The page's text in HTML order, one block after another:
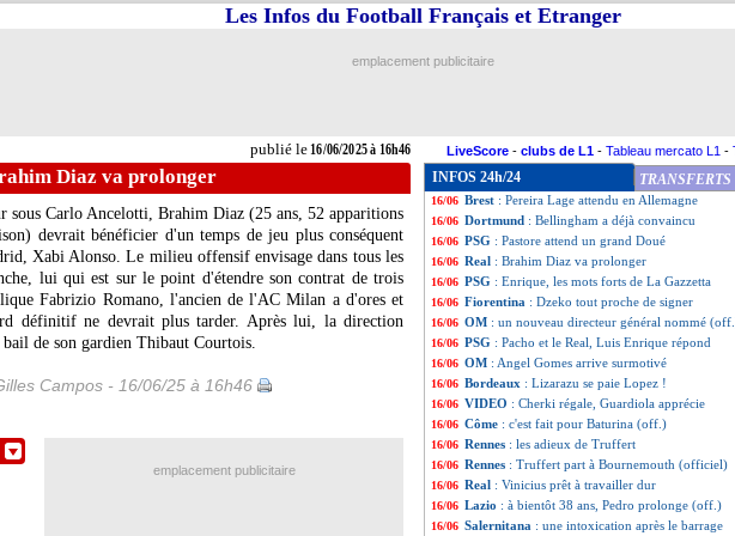
publié le16/06/2025 à 16h46
Les Infos du Football Français et Etranger
emplacement publicitaire
LiveScore - clubs de L1 - Tableau mercato L1 -
Diaz va prolonger
sous Carlo Ancelotti, Brahim Diaz (25 ans, 52 apparitions
devrait bénéficier d'un temps de jeu plus conséquent
Xabi Alonso. Le milieu offensif envisage dans tous les
lui qui est sur le point d'étendre son contrat de trois
Fabrizio Romano, l'ancien de l'AC Milan a d'ores et
définitif ne devrait plus tarder. Après lui, la direction
de son gardien Thibaut Courtois.
Campos - 16/06/25 à 16h46
INFOS 24h/24 TRANSFERTS
16/06 Rennes : Tottenham accélère pour Kalimuendo
16/06 Lyon
16/06 PSV: Benitez va filer à Crystal Palace
16/06 Bayern: Olise sans pitié pour Auckland
16/06 Brest : Pereira Lage attendu en Allemagne
16/06 Dortmund : Bellingham a déjà convaincu
16/06 PSG : Pastore attend un grand Doué
16/06 Real : Brahim Diaz va prolonger
16/06 PSG : Enrique, les mots forts de La Gazzetta
16/06 Fiorentina : Dzeko tout proche de signer
16/06 OM : un nouveau directeur général nommé
16/06 PSG : Pacho et le Real, Luis Enrique répond
16/06 OM : Angel Gomes arrive surmotivé
16/06 Bordeaux : Lizarazu se paie Lopez !
16/06 VIDEO : Cherki régale, Guardiola apprécie
16/06 Côme : c'est fait pour Baturina (off.)
16/06 Rennes : les adieux de Truffert
16/06 Rennes : Truffert part à Bournemouth (officiel)
16/06 Real : Vinicius prêt à travailler dur
16/06 Lazio : à bientôt 38 ans, Pedro prolonge (off.)
16/06 Salernitana : une intoxication après le barrage
emplacement publicitaire